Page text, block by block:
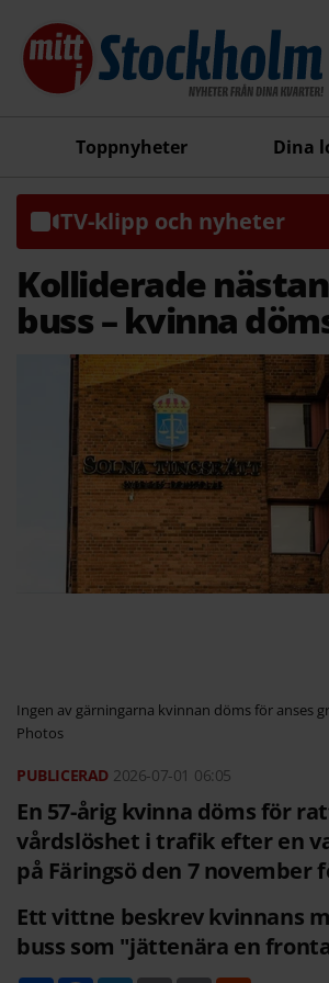
Toppnyheter Dina
TV-klipp och nyheter
Kolliderade
buss – kvinna
Ingen av gärningarna kvinnan döms för anses
Photos
2026-07-01 06:05
En 57-årig kvinna döms för
vårdslöshet i trafik efter en
på Färingsö den 7 november
Ett vittne beskrev kvinnans
buss som "jättenära en